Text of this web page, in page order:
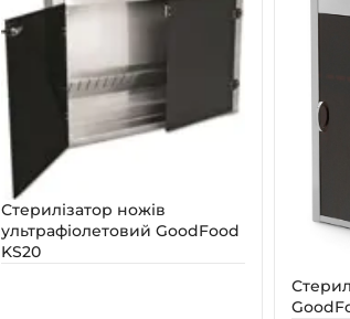
Стерилізатор ножів
ультрафіолетовий GoodFood
KS20